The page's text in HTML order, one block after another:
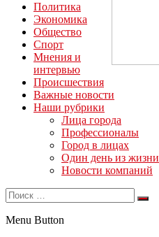
Политика
Экономика
Общество
Спорт
Мнения и
интервью
Происшествия
Важные новости
Наши рубрики
Лица города
Профессионалы
Город в лицах
Один день из жизни
Новости компаний
Menu Button